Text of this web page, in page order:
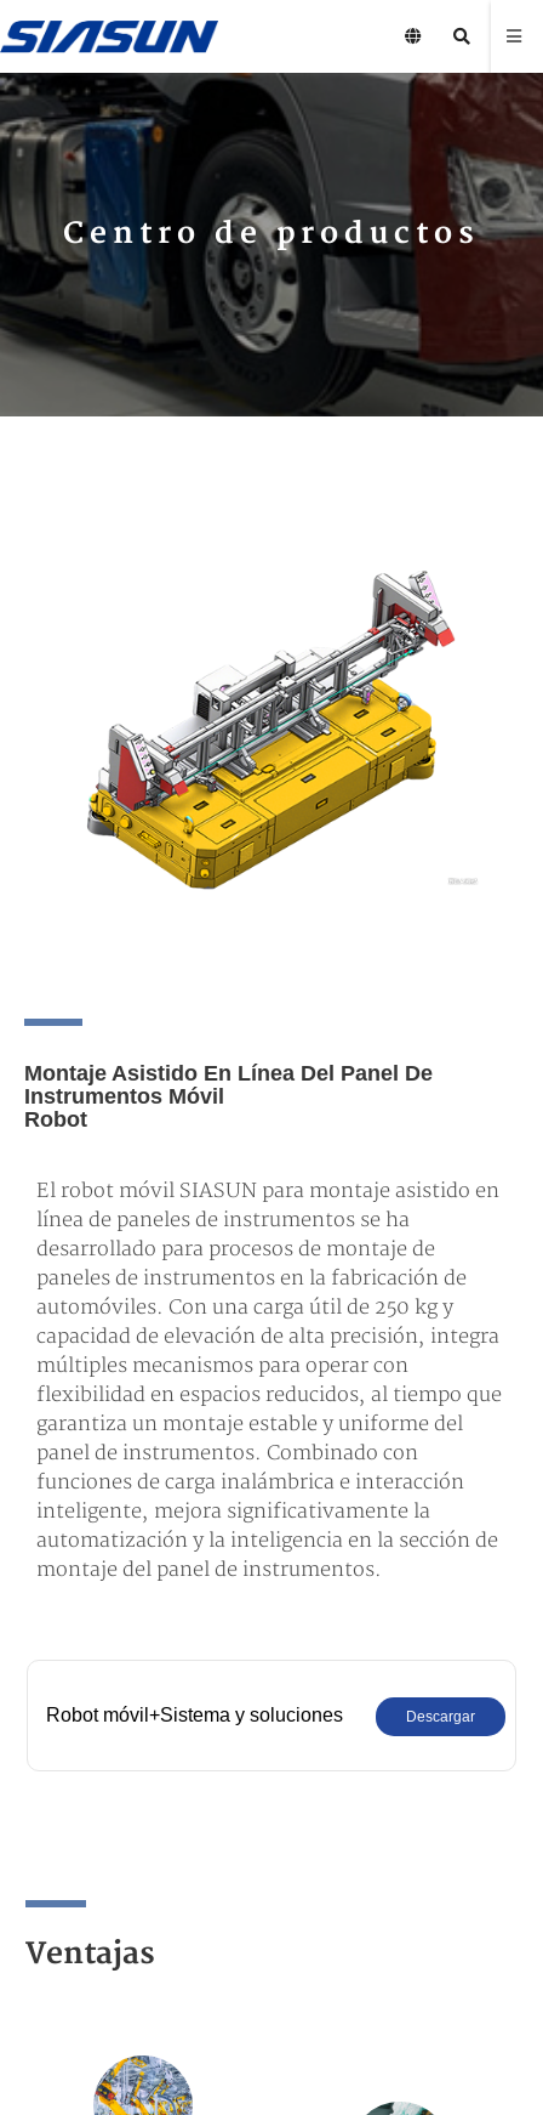
Centro de productos
Montaje Asistido En Línea Del Panel De
Instrumentos Móvil
Robot
El robot móvil SIASUN para montaje asistido en
línea de paneles de instrumentos se ha
desarrollado para procesos de montaje de
paneles de instrumentos en la fabricación de
automóviles. Con una carga útil de 250 kg y
capacidad de elevación de alta precisión, integra
múltiples mecanismos para operar con
flexibilidad en espacios reducidos, al tiempo que
garantiza un montaje estable y uniforme del
panel de instrumentos. Combinado con
funciones de carga inalámbrica e interacción
inteligente, mejora significativamente la
automatización y la inteligencia en la sección de
montaje del panel de instrumentos.
Robot móvil+Sistema y soluciones Descargar
Ventajas